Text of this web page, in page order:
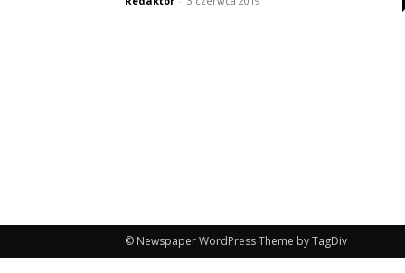
© Newspaper WordPress Theme by TagDiv